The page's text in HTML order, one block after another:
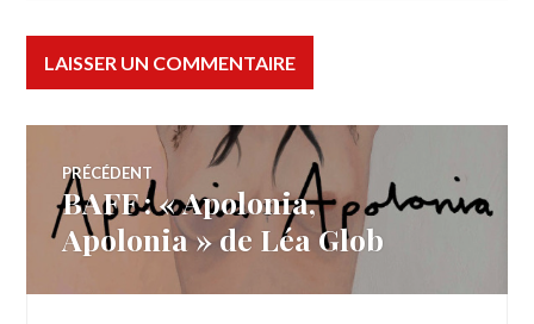
Navigation
de
l’article
PRÉCÉDENT
Article
précédent :
BAFF : « Apolonia,
Apolonia » de Léa Glob